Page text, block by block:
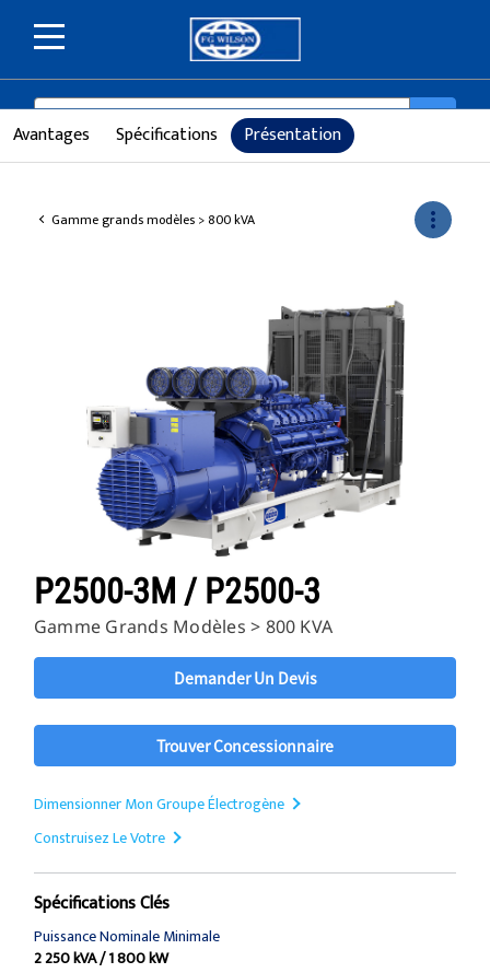
SEARCH
Gamme grands modèles > 800 kVA more_vert
P2500-3M / P2500-3
Gamme Grands Modèles > 800 KVA
Demander Un Devis
Trouver Concessionnaire
Dimensionner Mon Groupe Électrogène
Construisez Le Votre
Spécifications Clés
Puissance Nominale Minimale
2 250 kVA / 1 800 kW
Avantages Spécifications Présentation